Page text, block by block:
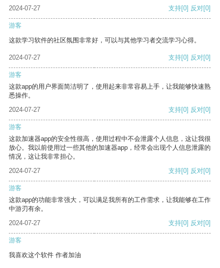
2024-07-27
支持[0] 反对[0]
游客
这款学习软件的社区氛围非常好，可以与其他学习者交流学习心得。
2024-07-27 支持[0] 反对[0]
游客
这款app的用户界面简洁明了，使用起来非常容易上手，让我能够快速熟
悉操作。
2024-07-27
支持[0] 反对[0]
游客
这款加速器app的安全性很高，使用过程中不会泄露个人信息，这让我很
放心。我以前使用过一些其他的加速器app，经常会出现个人信息泄露的
情况，这让我非常担心。
2024-07-27
支持[0] 反对[0]
游客
这款app的功能非常强大，可以满足我所有的工作需求，让我能够在工作
中游刃有余。
2024-07-27
支持[0] 反对[0]
游客
我喜欢这个软件 作者加油